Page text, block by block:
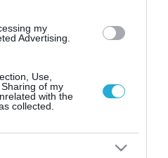
my
Advertising.
Use,
of my
with the
collected.